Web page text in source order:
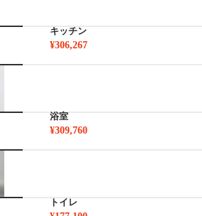
キッチン
¥306,267
浴室
¥309,760
トイレ